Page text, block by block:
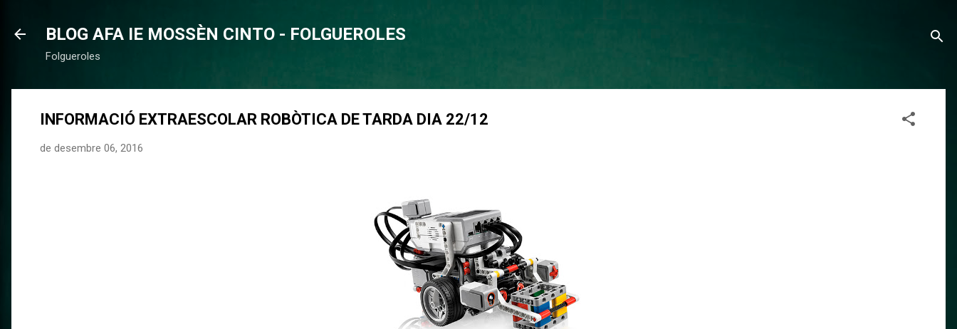
BLOG AFA IE MOSSÈN CINTO - FOLGUEROLES
Folgueroles
INFORMACIÓ EXTRAESCOLAR ROBÒTICA DE TARDA DIA 22/12
de desembre 06, 2016